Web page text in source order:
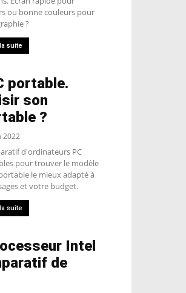
ou bonne couleurs pour
?
suite
portable.
son
?
2022
d'ordinateurs PC
pour trouver le modèle
le mieux adapté à
et votre budget.
suite
Intel
de